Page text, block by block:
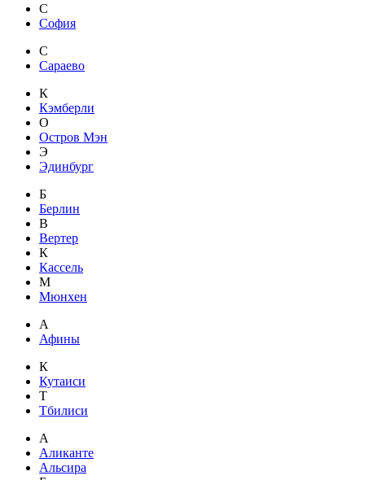
С
София
С
Сараево
К
Кэмберли
О
Остров Мэн
Э
Эдинбург
Б
Берлин
В
Вертер
К
Кассель
М
Мюнхен
А
Афины
К
Кутаиси
Т
Тбилиси
А
Аликанте
Альсира